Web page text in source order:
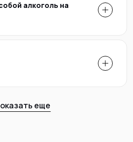
алкоголь на
еще